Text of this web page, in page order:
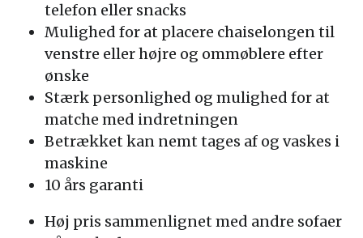
telefon eller snacks
Mulighed for at placere chaiselongen til
venstre eller højre og ommøblere efter
ønske
Stærk personlighed og mulighed for at
matche med indretningen
Betrækket kan nemt tages af og vaskes i
maskine
10 års garanti
Høj pris sammenlignet med andre sofaer